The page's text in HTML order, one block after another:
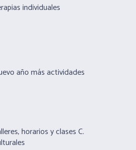
individuales
año más actividades
horarios y clases C.